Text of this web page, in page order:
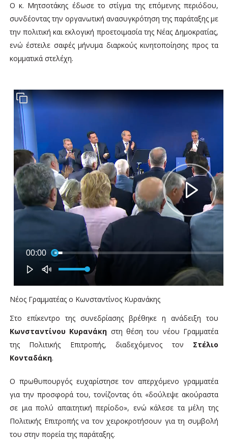
Ο κ. Μητσοτάκης έδωσε το στίγμα της επόμενης περιόδου,
συνδέοντας την οργανωτική ανασυγκρότηση της παράταξης με
την πολιτική και εκλογική προετοιμασία της Νέας Δημοκρατίας,
ενώ έστειλε σαφές μήνυμα διαρκούς κινητοποίησης προς τα
κομματικά στελέχη.
Νέος Γραμματέας ο Κωνσταντίνος Κυρανάκης
Στο επίκεντρο της συνεδρίασης βρέθηκε η ανάδειξη του
Κωνσταντίνου Κυρανάκη στη θέση του νέου Γραμματέα
της Πολιτικής Επιτροπής, διαδεχόμενος τον Στέλιο
Κονταδάκη.
Ο πρωθυπουργός ευχαρίστησε τον απερχόμενο γραμματέα
για την προσφορά του, τονίζοντας ότι «δούλεψε ακούραστα
σε μια πολύ απαιτητική περίοδο», ενώ κάλεσε τα μέλη της
Πολιτικής Επιτροπής να τον χειροκροτήσουν για τη συμβολή
του στην πορεία της παράταξης.